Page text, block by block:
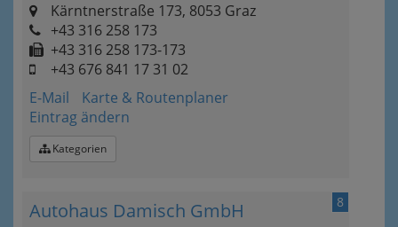
Kärntnerstraße 173, 8053 Graz
+43 316 258 173
+43 316 258 173-173
+43 676 841 17 31 02
E-Mail
Karte & Routenplaner
Eintrag ändern
Kategorien
8
Autohaus Damisch GmbH